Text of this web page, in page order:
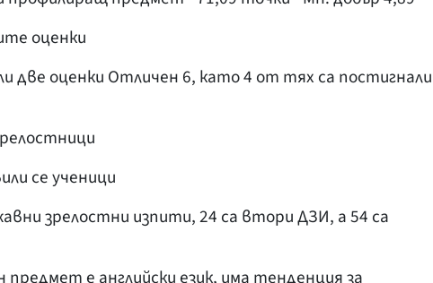
оценки
две оценки Отличен 6, като 4 от тях са постигнали
се ученици
зрелостни изпити, 24 са втори ДЗИ, а 54 са
е английски език, има тенденция за